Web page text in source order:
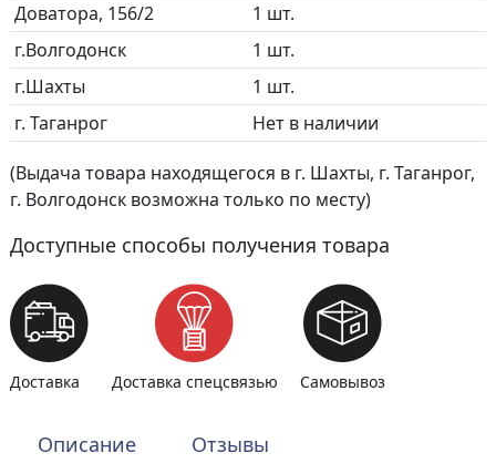
Доватора, 156/2
1 шт.
г.Волгодонск
1 шт.
г.Шахты
1 шт.
г. Таганрог
Нет в наличии
(Выдача товара находящегося в г. Шахты, г. Таганрог,
г. Волгодонск возможна только по месту)
Доступные способы получения товара
Доставка Доставка спецсвязью Самовывоз
Описание Отзывы